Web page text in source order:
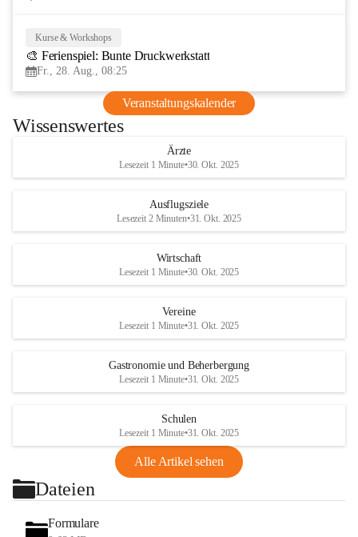
Kurse & Workshops
🎨 Ferienspiel: Bunte Druckwerkstatt
Fr., 28. Aug., 08:25
Veranstaltungskalender
Wissenswertes
Ärzte
Lesezeit 1 Minute•30. Okt. 2025
Ausflugsziele
Lesezeit 2 Minuten•31. Okt. 2025
Wirtschaft
Lesezeit 1 Minute•30. Okt. 2025
Vereine
Lesezeit 1 Minute•31. Okt. 2025
Gastronomie und Beherbergung
Lesezeit 1 Minute•31. Okt. 2025
Schulen
Lesezeit 1 Minute•31. Okt. 2025
Alle Artikel sehen
Dateien
Formulare